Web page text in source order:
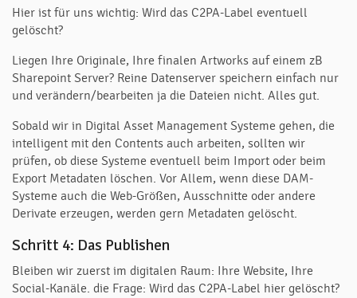
Hier ist für uns wichtig: Wird das C2PA-Label eventuell
gelöscht?
Liegen Ihre Originale, Ihre finalen Artworks auf einem zB
Sharepoint Server? Reine Datenserver speichern einfach nur
und verändern/bearbeiten ja die Dateien nicht. Alles gut.
Sobald wir in Digital Asset Management Systeme gehen, die
intelligent mit den Contents auch arbeiten, sollten wir
prüfen, ob diese Systeme eventuell beim Import oder beim
Export Metadaten löschen. Vor Allem, wenn diese DAM-
Systeme auch die Web-Größen, Ausschnitte oder andere
Derivate erzeugen, werden gern Metadaten gelöscht.
Schritt 4: Das Publishen
Bleiben wir zuerst im digitalen Raum: Ihre Website, Ihre
Social-Kanäle. die Frage: Wird das C2PA-Label hier gelöscht?